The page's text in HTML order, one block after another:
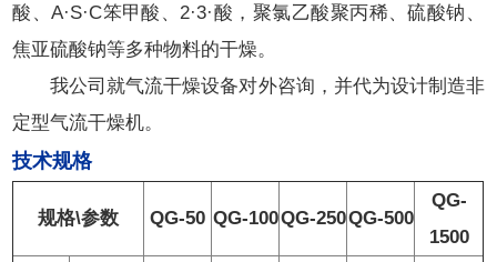
酸、A·S·C笨甲酸、2·3·酸，聚氯乙酸聚丙稀、硫酸钠、
焦亚硫酸钠等多种物料的干燥。
我公司就气流干燥设备对外咨询，并代为设计制造非
定型气流干燥机。
技术规格
规格\参数 QG-50 QG-100QG-250QG-500
QG-
1500